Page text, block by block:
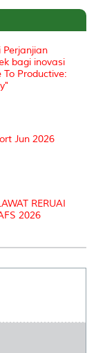
bagi inovasi
Productive:
Jun 2026
RERUAI
2026